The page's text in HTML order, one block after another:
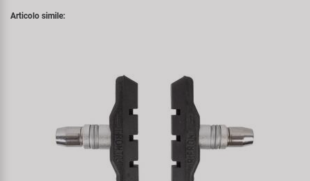
Articolo simile: